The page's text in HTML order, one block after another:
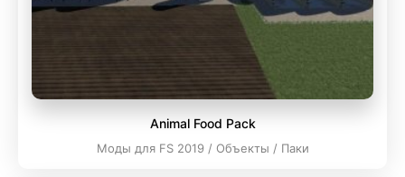
Animal Food Pack
Моды для FS 2019 / Объекты / Паки